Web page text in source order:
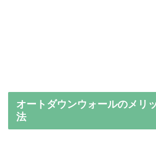
オートダウンウォールのメリ
法